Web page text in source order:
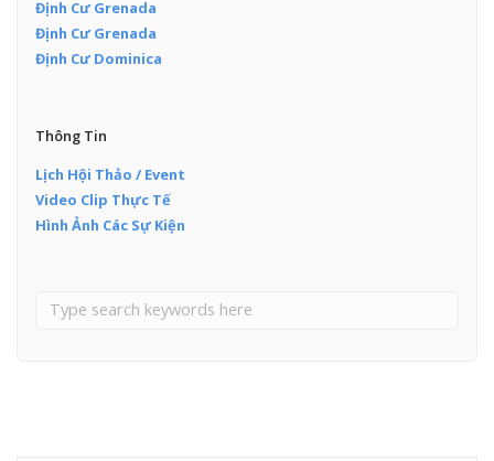
Định Cư Grenada
Định Cư Grenada
Định Cư Dominica
Thông Tin
Lịch Hội Thảo / Event
Video Clip Thực Tế
Hình Ảnh Các Sự Kiện